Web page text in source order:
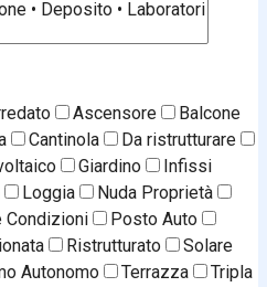
Ascensore
Balcone
Cantinola
Da ristrutturare
Giardino
Infissi
Loggia
Nuda Proprietà
Condizioni
Posto Auto
Ristrutturato
Solare
Autonomo Terrazza
Tripla